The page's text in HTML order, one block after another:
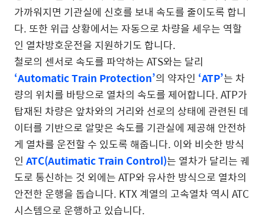
가까워지면 기관실에 신호를 보내 속도를 줄이도록 합니
다. 또한 위급 상황에서는 자동으로 차량을 세우는 역할
인 열차방호운전을 지원하기도 합니다.
철로의 센서로 속도를 파악하는 ATS와는 달리
‘Automatic Train Protection’의 약자인 ‘ATP’는 차
량의 위치를 바탕으로 열차의 속도를 제어합니다. ATP가
탑재된 차량은 앞차와의 거리와 선로의 상태에 관련된 데
이터를 기반으로 알맞은 속도를 기관실에 제공해 안전하
게 열차를 운전할 수 있도록 해줍니다. 이와 비슷한 방식
인 ATC(Autimatic Train Control)는 열차가 달리는 궤
도로 통신하는 것 외에는 ATP와 유사한 방식으로 열차의
안전한 운행을 돕습니다. KTX 계열의 고속열차 역시 ATC
시스템으로 운행하고 있습니다.